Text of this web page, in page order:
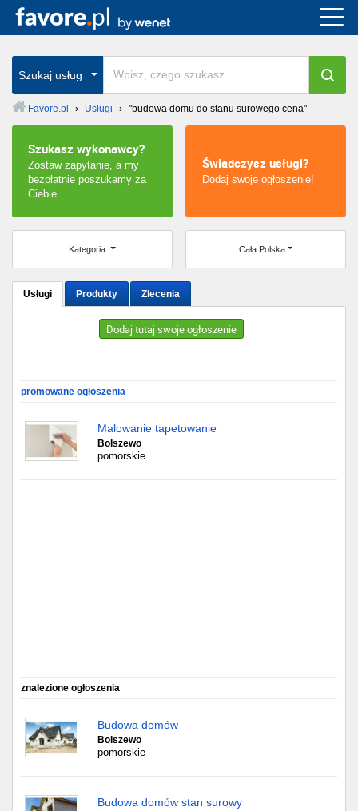
Szukaj usług
Favore.pl › Usługi › "budowa domu do stanu surowego cena"
Szukasz wykonawcy?
Zostaw zapytanie, a my
bezpłatnie poszukamy za
Ciebie
Świadczysz usługi?
Dodaj swoje ogłoszenie!
Kategoria Cała Polska
Usługi Produkty Zlecenia
Dodaj tutaj swoje ogłoszenie
promowane ogłoszenia
Malowanie tapetowanie
Bolszewo
pomorskie
znalezione ogłoszenia
Budowa domów
Bolszewo
pomorskie
Budowa domów stan surowy
Cała Polska
wszystkie w całym kraju
Warszawa
Wrocław
Łódź
Gdańsk
Chorzów
Lublin
Kielce
Częstochowa
Toruń
Olsztyn